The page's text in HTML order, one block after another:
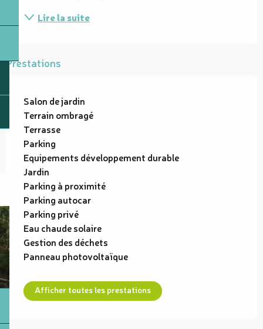
Lire la suite
Prestations
Salon de jardin
Terrain ombragé
Terrasse
Parking
Equipements développement durable
Jardin
Parking à proximité
Parking autocar
Parking privé
Eau chaude solaire
Gestion des déchets
Panneau photovoltaïque
Afficher toutes les prestations